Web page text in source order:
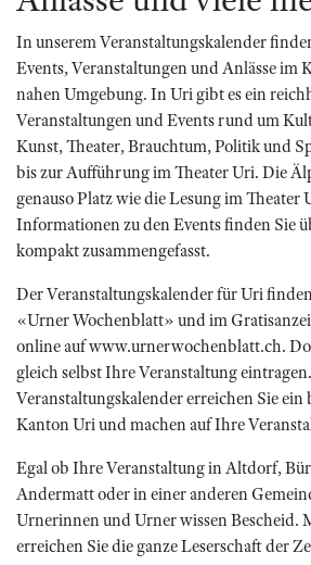
In unserem Veranstaltungskalender
Events, Veranstaltungen und Anlässe im
nahen Umgebung. In Uri gibt es ein
Veranstaltungen und Events rund um
Kunst, Theater, Brauchtum, Politik und
bis zur Aufführung im Theater Uri. Die
genauso Platz wie die Lesung im
Informationen zu den Events finden Sie
kompakt zusammengefasst.
Der Veranstaltungskalender für Uri
«Urner Wochenblatt» und im
online auf www.urnerwochenblatt.ch.
gleich selbst Ihre Veranstaltung
Veranstaltungskalender erreichen Sie
Kanton Uri und machen auf Ihre
Egal ob Ihre Veranstaltung in Altdorf,
Andermatt oder in einer anderen
Urnerinnen und Urner wissen Bescheid.
erreichen Sie die ganze Leserschaft der